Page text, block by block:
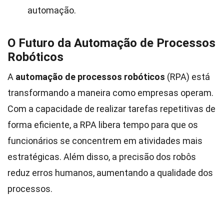
automação.
O Futuro da Automação de Processos
Robóticos
A automação de processos robóticos (RPA) está
transformando a maneira como empresas operam.
Com a capacidade de realizar tarefas repetitivas de
forma eficiente, a RPA libera tempo para que os
funcionários se concentrem em atividades mais
estratégicas. Além disso, a precisão dos robôs
reduz erros humanos, aumentando a qualidade dos
processos.